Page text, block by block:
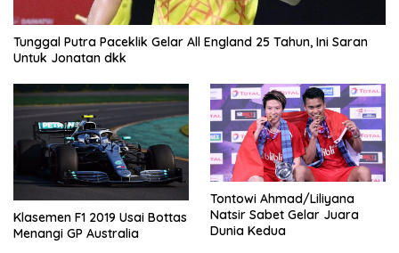
Tunggal Putra Paceklik Gelar All England 25 Tahun, Ini Saran
Untuk Jonatan dkk
Klasemen F1 2019 Usai Bottas
Menangi GP Australia
Tontowi Ahmad/Liliyana
Natsir Sabet Gelar Juara
Dunia Kedua